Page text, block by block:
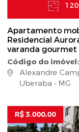
Apartamento
Residencial
varanda
Código do imóvel:
Alexandre
Uberaba - MG
R$ 3.000,00